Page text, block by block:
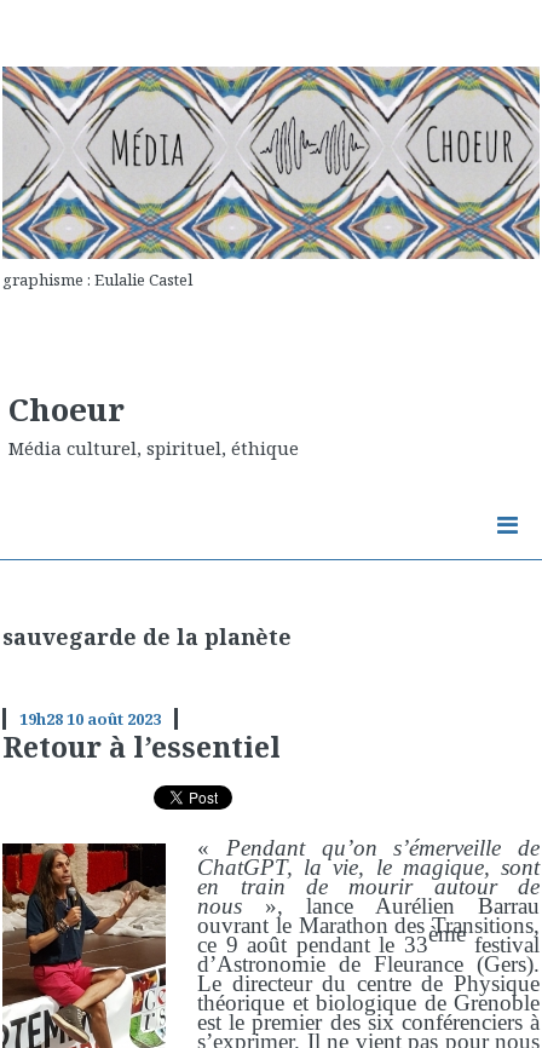
graphisme : Eulalie Castel
Choeur
Média culturel, spirituel, éthique
sauvegarde de la planète
19h2810 août 2023
Retour à l’essentiel
« Pendant qu’on s’émerveille de
ChatGPT, la vie, le magique, sont
en train de mourir autour de
nous », lance Aurélien Barrau
ouvrant le Marathon des Transitions,
ce 9 août pendant le 33èmefestival
d’Astronomie de Fleurance (Gers).
Le directeur du centre de Physique
théorique et biologique de Grenoble
est le premier des six conférenciers à
s’exprimer. Il ne vient pas pour nous